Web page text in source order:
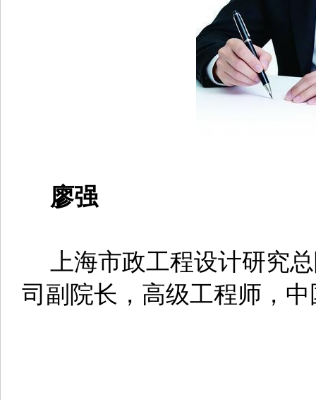
廖强
上海市政工程设计研究
司副院长，高级工程师，